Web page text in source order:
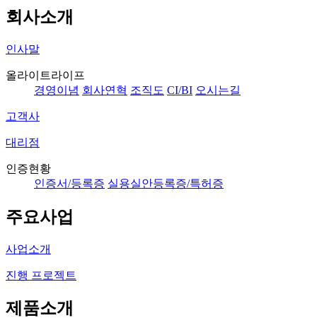
회사소개
인사말
올라이트라이프
경영이념 회사연혁 조직도 CI/BI 오시는길
고객사
대리점
인증현황
인증서/등록증 실용실안등록증/특허증
주요사업
사업소개
진행 프로젝트
제품소개